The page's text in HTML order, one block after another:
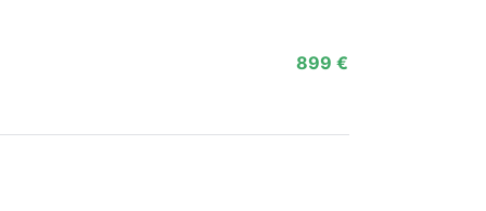
899 €